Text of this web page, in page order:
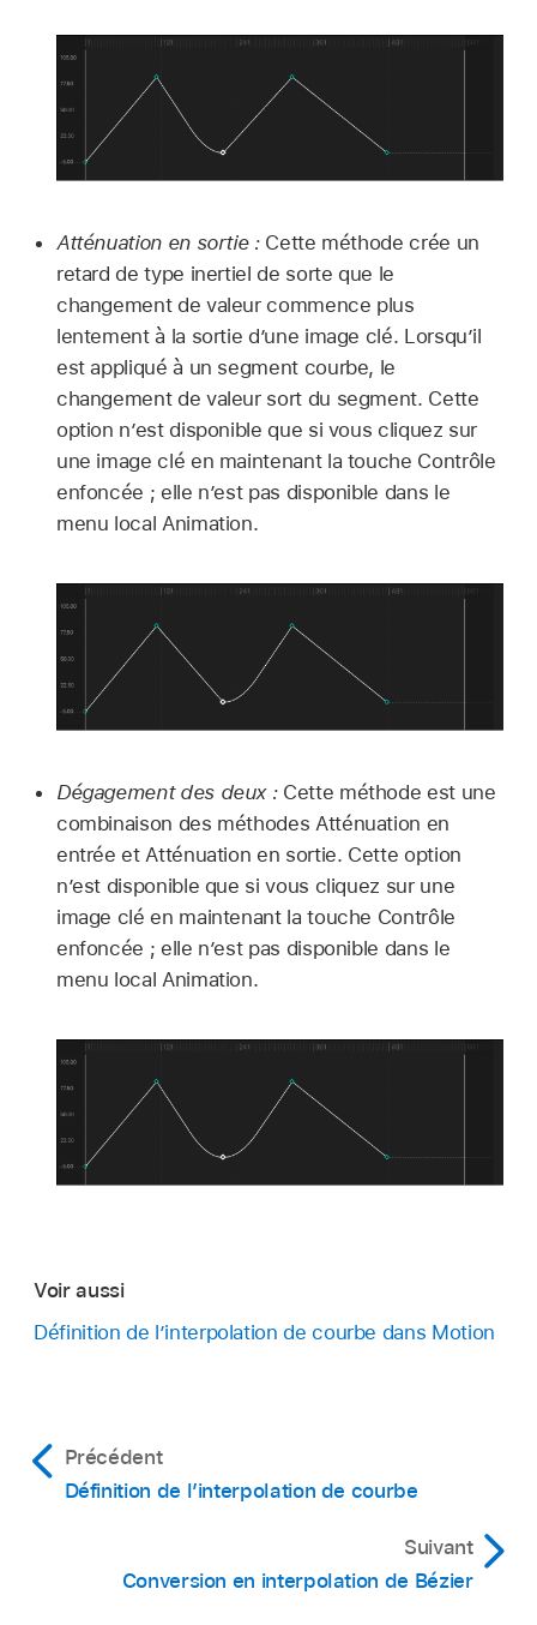
Atténuation en sortie :Cette méthode crée un
retard de type inertiel de sorte que le
changement de valeur commence plus
lentement à la sortie d’une image clé. Lorsqu’il
est appliqué à un segment courbe, le
changement de valeur sort du segment. Cette
option n’est disponible que si vous cliquez sur
une image clé en maintenant la touche Contrôle
enfoncée ; elle n’est pas disponible dans le
menu local Animation.
Dégagement des deux :Cette méthode est une
combinaison des méthodes Atténuation en
entrée et Atténuation en sortie. Cette option
n’est disponible que si vous cliquez sur une
image clé en maintenant la touche Contrôle
enfoncée ; elle n’est pas disponible dans le
menu local Animation.
Voir aussi
Définition de l’interpolation de courbe dans Motion
Précédent
Définition de l’interpolation de courbe
Suivant
Conversion en interpolation de Bézier